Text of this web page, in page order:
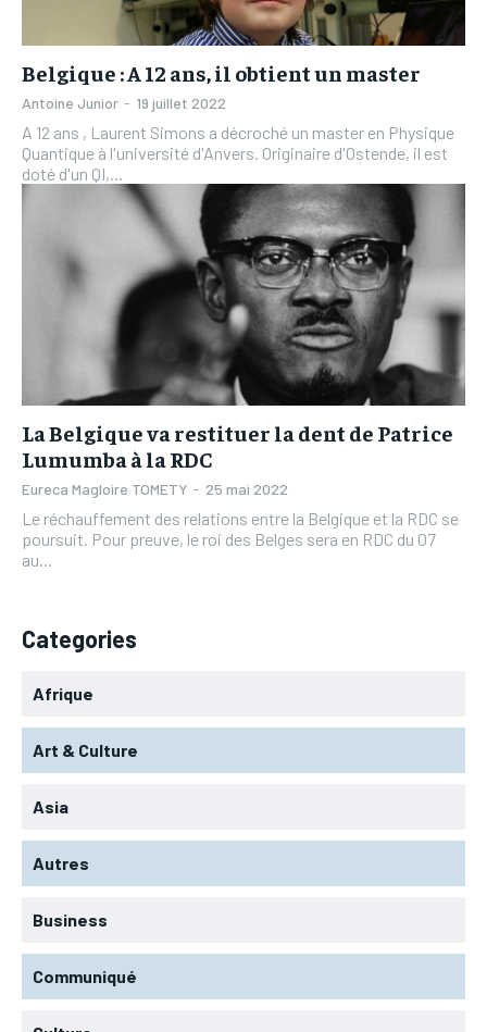
Belgique : A 12 ans, il obtient un master
Antoine Junior - 19 juillet 2022
A 12 ans , Laurent Simons a décroché un master en Physique
Quantique à l'université d'Anvers. Originaire d'Ostende, il est
doté d'un QI,...
La Belgique va restituer la dent de Patrice
Lumumba à la RDC
Eureca Magloire TOMETY - 25 mai 2022
Le réchauffement des relations entre la Belgique et la RDC se
poursuit. Pour preuve, le roi des Belges sera en RDC du 07
au...
Categories
Afrique
Art & Culture
Asia
Autres
Business
Communiqué